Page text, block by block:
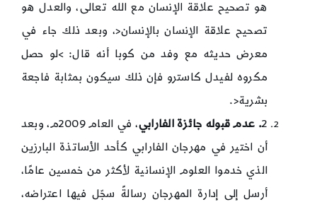
هو تصحيح علاقة الإنسان مع الله تعالى، والعدل هو
تصحيح علاقة الإنسان بالإنسان<، وبعد ذلك جاء في
معرض حديثه مع وفد من كوبا أنه قال: >لو حصل
مكروه لفيدل كاسترو فإن ذلك سيكون بمثابة فاجعة
بشرية<.
2. عدم قبوله جائزة الفارابي
، في العام 2009م، وبعد
أن اختير في مهرجان الفارابي كأحد الأساتذة البارزين
الذي خدموا العلوم الإنسانية لأكثر من خمسين عامًا،
أرسل إلى إدارة المهرجان رسالةً سجّل فيها اعتراضه،